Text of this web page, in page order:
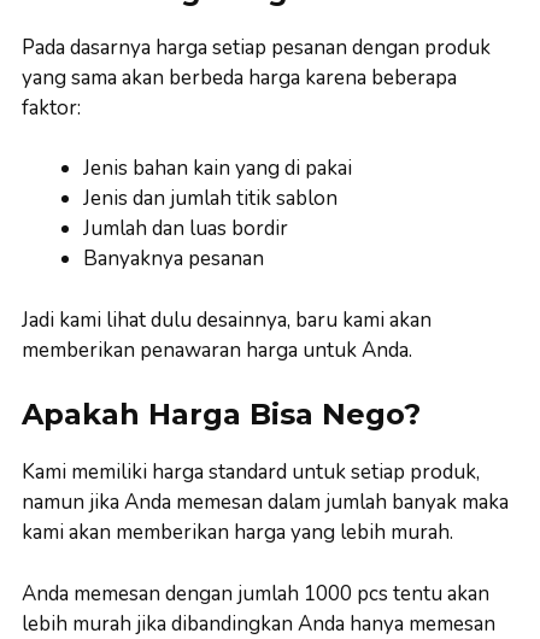
Pada dasarnya harga setiap pesanan dengan produk
yang sama akan berbeda harga karena beberapa
faktor:
Jenis bahan kain yang di pakai
Jenis dan jumlah titik sablon
Jumlah dan luas bordir
Banyaknya pesanan
Jadi kami lihat dulu desainnya, baru kami akan
memberikan penawaran harga untuk Anda.
Apakah Harga Bisa Nego?
Kami memiliki harga standard untuk setiap produk,
namun jika Anda memesan dalam jumlah banyak maka
kami akan memberikan harga yang lebih murah.
Anda memesan dengan jumlah 1000 pcs tentu akan
lebih murah jika dibandingkan Anda hanya memesan